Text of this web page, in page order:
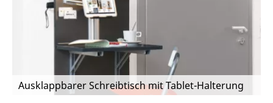
Ausklappbarer Schreibtisch mit Tablet-Halterung